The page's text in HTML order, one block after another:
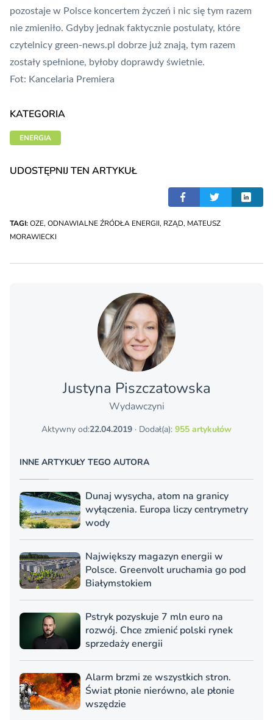
pozostaje w Polsce koncertem życzeń i nic się tym razem
nie zmieniło. Gdyby jednak faktycznie postulaty, które
czytelnicy green-news.pl dobrze już znają, tym razem
zostały spełnione, byłoby doprawdy świetnie.
Fot: Kancelaria Premiera
KATEGORIA
ENERGIA
UDOSTĘPNIJ TEN ARTYKUŁ
TAGI:OZE, ODNAWIALNE ŹRÓDŁA ENERGII, RZĄD, MATEUSZ
MORAWIECKI
Justyna Piszczatowska
Wydawczyni
Aktywny od:22.04.2019 · Dodał(a): 955 artykułów
INNE ARTYKUŁY TEGO AUTORA
Dunaj wysycha, atom na granicy
wyłączenia. Europa liczy centrymetry
wody
Największy magazyn energii w
Polsce. Greenvolt uruchamia go pod
Białymstokiem
Pstryk pozyskuje 7 mln euro na
rozwój. Chce zmienić polski rynek
sprzedaży energii
Alarm brzmi ze wszystkich stron.
Świat płonie nierówno, ale płonie
wszędzie